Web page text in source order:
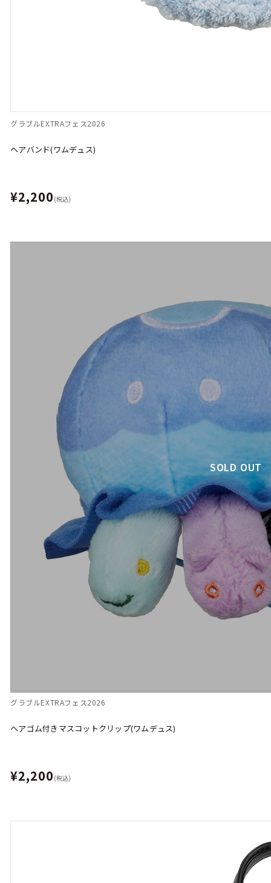
グラブルEXTRAフェス2026
ヘアバンド(ワムデュス)
¥2,200 (税込)
SOLD OUT
グラブルEXTRAフェス2026
ヘアゴム付きマスコットクリップ(ワムデュス)
¥2,200 (税込)